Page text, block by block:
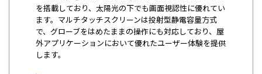
を搭載しており、太陽光の下でも画面視認性に優れてい
ます。マルチタッチスクリーンは投射型静電容量方式
で、グローブをはめたままの操作にも対応しており、屋
外アプリケーションにおいて優れたユーザー体験を提供
します。